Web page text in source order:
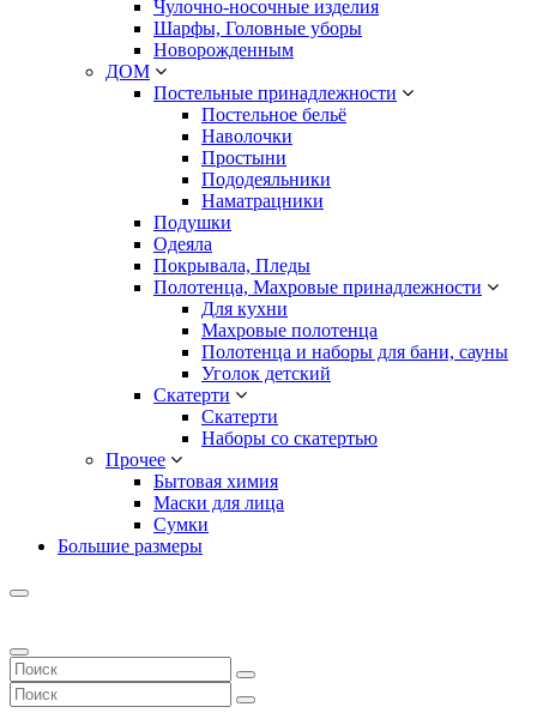
Чулочно-носочные изделия
Шарфы, Головные уборы
Новорожденным
ДОМ
Постельные принадлежности
Постельное бельё
Наволочки
Простыни
Пододеяльники
Наматрацники
Подушки
Одеяла
Покрывала, Пледы
Полотенца, Махровые принадлежности
Для кухни
Махровые полотенца
Полотенца и наборы для бани, сауны
Уголок детский
Скатерти
Скатерти
Наборы со скатертью
Прочее
Бытовая химия
Маски для лица
Сумки
Большие размеры